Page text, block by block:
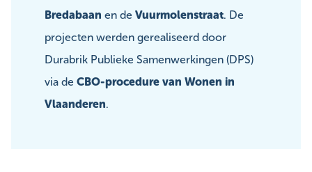
Bredabaan en de Vuurmolenstraat. De
projecten werden gerealiseerd door
Durabrik Publieke Samenwerkingen (DPS)
via de CBO-procedure van Wonen in
Vlaanderen.